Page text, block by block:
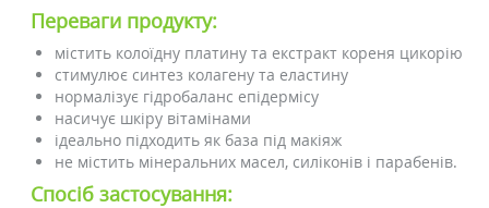
Переваги продукту:
містить колоїдну платину та екстракт кореня цикорію
стимулює синтез колагену та еластину
нормалізує гідробаланс епідермісу
насичує шкіру вітамінами
ідеально підходить як база під макіяж
не містить мінеральних масел, силіконів і парабенів.
Спосіб застосування: